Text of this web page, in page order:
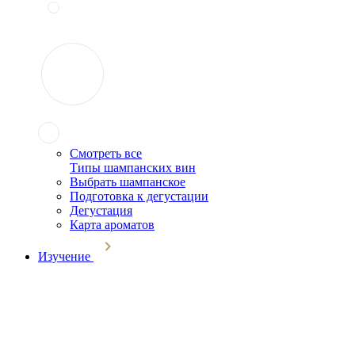
Смотреть все
Типы шампанских вин
Выбрать шампанское
Подготовка к дегустации
Дегустация
Карта ароматов
Изучение